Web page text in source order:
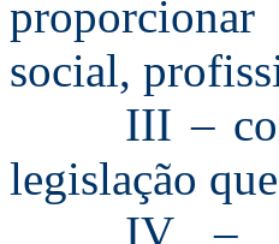
social,
III –
legislação
IV –